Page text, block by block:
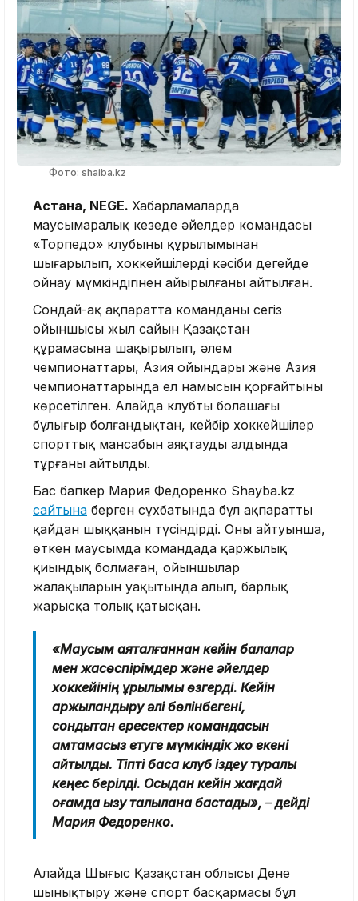
Фото: shaiba.kz
Астана, NEGE. Хабарламаларда
маусымаралық кезеңде әйелдер командасы
«Торпедо» клубының құрылымынан
шығарылып, хоккейшілердің кәсіби деңгейде
ойнау мүмкіндігінен айырылғаны айтылған.
Сондай-ақ ақпаратта команданың сегіз
ойыншысы жыл сайын Қазақстан
құрамасына шақырылып, әлем
чемпионаттары, Азия ойындары және Азия
чемпионаттарында ел намысын қорғайтыны
көрсетілген. Алайда клубтың болашағы
бұлыңғыр болғандықтан, кейбір хоккейшілер
спорттық мансабын аяқтаудың алдында
тұрғаны айтылды.
Бас бапкер Мария Федоренко Shayba.kz
сайтына берген сұхбатында бұл ақпараттың
қайдан шыққанын түсіндірді. Оның айтуынша,
өткен маусымда командада қаржылық
қиындық болмаған, ойыншылар
жалақыларын уақытында алып, барлық
жарысқа толық қатысқан.
«Маусым аяқталғаннан кейін балалар
мен жасөспірімдер және әйелдер
хоккейінің құрылымы өзгерді. Кейін
қаржыландыру әлі бөлінбегені,
сондықтан ересектер командасын
қамтамасыз етуге мүмкіндік жоқ екені
айтылды. Тіпті басқа клуб іздеу туралы
кеңес берілді. Осыдан кейін жағдай
қоғамда қызу талқылана бастады», –дейді
Мария Федоренко.
Алайда Шығыс Қазақстан облысы Дене
шынықтыру және спорт басқармасы бұл